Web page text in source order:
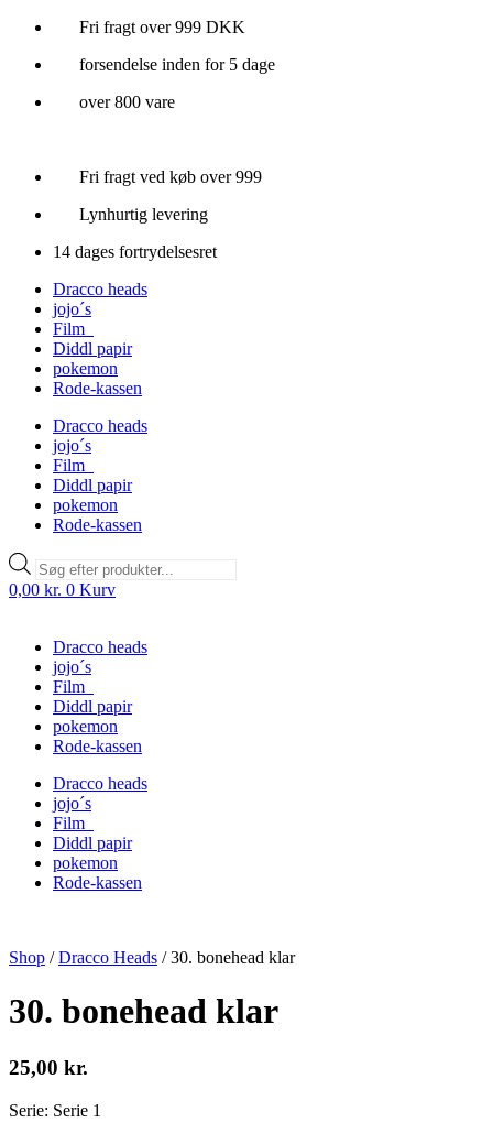
Videre
indhold
Fri fragt over 999 DKK
forsendelse inden for 5 dage
over 800 vare
Fri fragt ved køb over 999
Lynhurtig levering
14 dages fortrydelsesret
Dracco heads
jojo´s
Film
Diddl papir
pokemon
Rode-kassen
Dracco heads
jojo´s
Film
Diddl papir
pokemon
Rode-kassen
Products
search
0,00 kr. 0 Kurv
Dracco heads
jojo´s
Film
Diddl papir
pokemon
Rode-kassen
Dracco heads
jojo´s
Film
Diddl papir
pokemon
Rode-kassen
Shop /Dracco Heads /30. bonehead klar
30. bonehead klar
25,00 kr.
Serie: Serie 1